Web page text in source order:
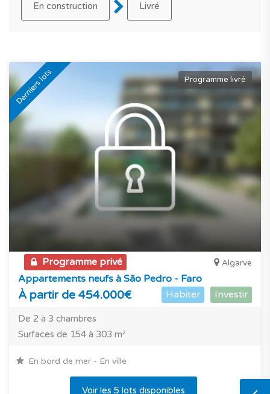
En construction Livré
Derniers lots Programme livré
Programme privé Algarve
Appartements neufs à São Pedro - Faro
À partir de 454.000€ Habiter Investir
De 2 à 3 chambres
Surfaces de 154 à 303 m²
En bord de mer - En ville
Voir les 5 lots disponibles